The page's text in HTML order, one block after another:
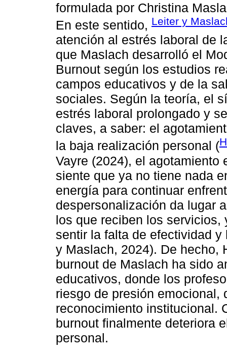
formulada por Christina
En este sentido, Leiter y
atención al estrés laboral de
que Maslach desarrolló el
Burnout según los estudios
campos educativos y de la
sociales. Según la teoría, el
estrés laboral prolongado y
claves, a saber: el
la baja realización personal (
Vayre (2024), el agotamiento
siente que ya no tiene nada
energía para continuar
despersonalización da lugar
los que reciben los
sentir la falta de efectividad
y Maslach, 2024). De hecho,
burnout de Maslach ha sido
educativos, donde los
riesgo de presión emocional,
reconocimiento institucional.
burnout finalmente deteriora
personal.